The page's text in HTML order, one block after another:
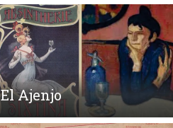
El Ajenjo